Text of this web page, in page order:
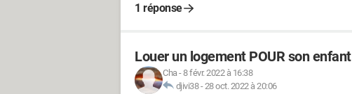
1 réponse
Louer un logement POUR son enfant
Cha -8 févr. 2022 à 16:38
djivi38-28 oct. 2022 à 20:06